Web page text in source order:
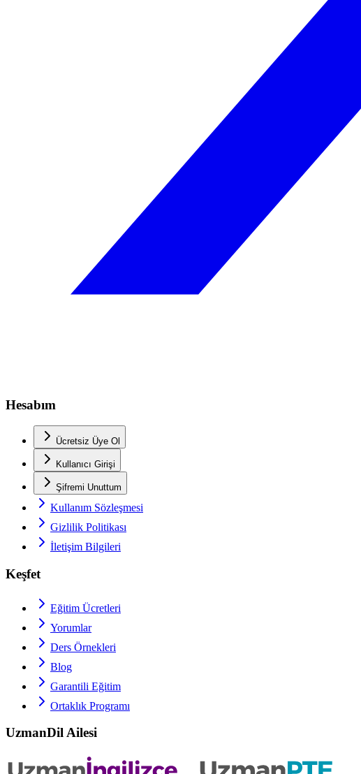
Hesabım
Ücretsiz Üye Ol
Kullanıcı Girişi
Şifremi Unuttum
Kullanım Sözleşmesi
Gizlilik Politikası
İletişim Bilgileri
Keşfet
Eğitim Ücretleri
Yorumlar
Ders Örnekleri
Blog
Garantili Eğitim
Ortaklık Programı
UzmanDil Ailesi